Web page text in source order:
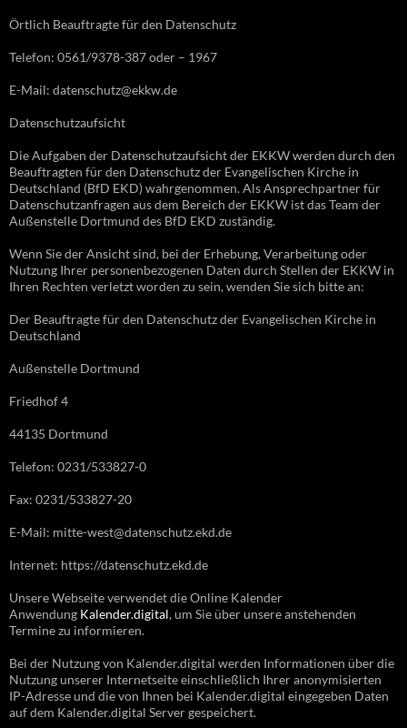
Örtlich Beauftragte für den Datenschutz
Telefon: 0561/9378-387 oder – 1967
E-Mail: datenschutz@ekkw.de
Datenschutzaufsicht
Die Aufgaben der Datenschutzaufsicht der EKKW werden durch den
Beauftragten für den Datenschutz der Evangelischen Kirche in
Deutschland (BfD EKD) wahrgenommen. Als Ansprechpartner für
Datenschutzanfragen aus dem Bereich der EKKW ist das Team der
Außenstelle Dortmund des BfD EKD zuständig.
Wenn Sie der Ansicht sind, bei der Erhebung, Verarbeitung oder
Nutzung Ihrer personenbezogenen Daten durch Stellen der EKKW in
Ihren Rechten verletzt worden zu sein, wenden Sie sich bitte an:
Der Beauftragte für den Datenschutz der Evangelischen Kirche in
Deutschland
Außenstelle Dortmund
Friedhof 4
44135 Dortmund
Telefon: 0231/533827-0
Fax: 0231/533827-20
E-Mail: mitte-west@datenschutz.ekd.de
Internet: https://datenschutz.ekd.de
Unsere Webseite verwendet die Online Kalender
Anwendung Kalender.digital, um Sie über unsere anstehenden
Termine zu informieren.
Bei der Nutzung von Kalender.digital werden Informationen über die
Nutzung unserer Internetseite einschließlich Ihrer anonymisierten
IP-Adresse und die von Ihnen bei Kalender.digital eingegeben Daten
auf dem Kalender.digital Server gespeichert.